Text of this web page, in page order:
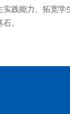
践能力、拓宽
。